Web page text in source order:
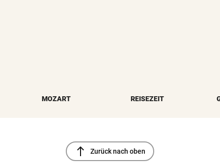
MOZART REISEZEIT
north Zurück nach oben